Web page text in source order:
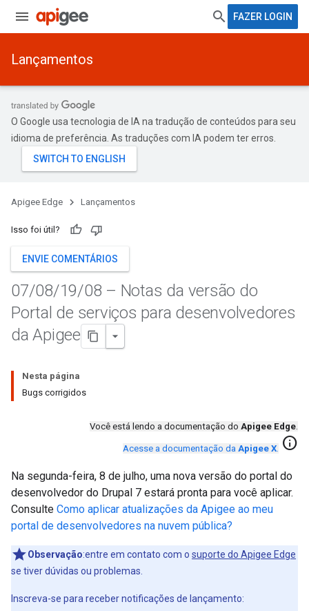
FAZER LOGIN
Lançamentos
O Google usa tecnologia de IA na tradução de conteúdos para seu
idioma de preferência. As traduções com IA podem ter erros.
Apigee Edge Lançamentos
Isso foi útil?
ENVIE COMENTÁRIOS
07/08/19/08 – Notas da versão do
Portal de serviços para desenvolvedores
da Apigee
Nesta página
Bugs corrigidos
Você está lendo a documentação do Apigee Edge.
Acesse a documentação da Apigee X. info
Na segunda-feira, 8 de julho, uma nova versão do portal do
desenvolvedor do Drupal 7 estará pronta para você aplicar.
Consulte Como aplicar atualizações da Apigee ao meu
portal de desenvolvedores na nuvem pública?
Observação:entre em contato com o suporte do Apigee Edge
se tiver dúvidas ou problemas.
Inscreva-se para receber notificações de lançamento: